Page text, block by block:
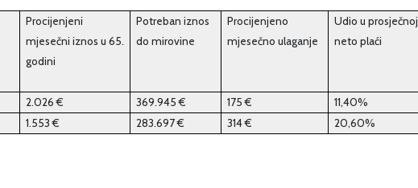
Procijenjeni
mjesečni iznos u 65.
godini
Potreban iznos
do mirovine
Procijenjeno
mjesečno ulaganje
Udio u prosječnoj
neto plaći
2.026 € 369.945 € 175 €
11,40%
1.553 € 283.697 € 314 € 20,60%